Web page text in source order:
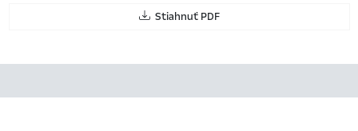
Stiahnuť PDF